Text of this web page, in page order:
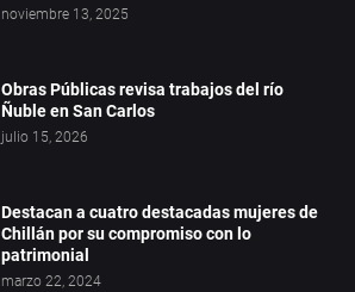
noviembre 13, 2025
Obras Públicas revisa trabajos del río
Ñuble en San Carlos
julio 15, 2026
Destacan a cuatro destacadas mujeres de
Chillán por su compromiso con lo
patrimonial
marzo 22, 2024